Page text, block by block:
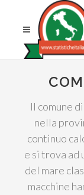
Il comune
nella
continuo
e si trova
del mare
macchine